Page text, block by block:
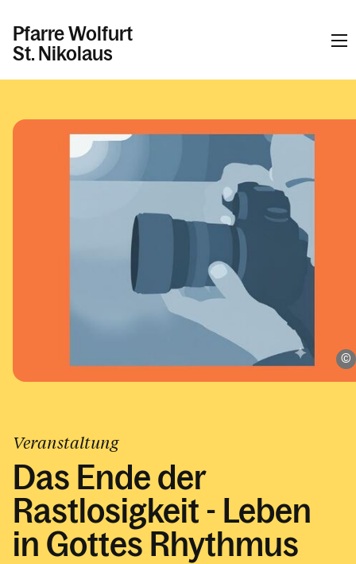
Pfarre Wolfurt
St. Nikolaus
Kalender
Veranstaltung
Das Ende der
Rastlosigkeit - Leben
in Gottes Rhythmus